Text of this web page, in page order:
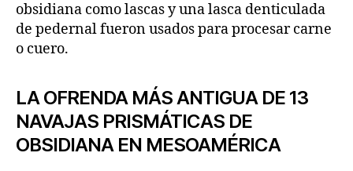
obsidiana como lascas y una lasca denticulada
de pedernal fueron usados para procesar carne
o cuero.
LA OFRENDA MÁS ANTIGUA DE 13
NAVAJAS PRISMÁTICAS DE
OBSIDIANA EN MESOAMÉRICA